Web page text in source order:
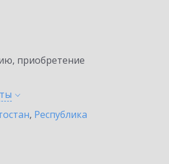
приобретение
, Республика